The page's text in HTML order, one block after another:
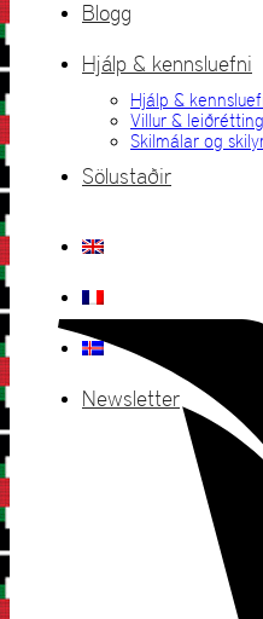
Blogg
Hjálp & kennsluefni
Hjálp &
Villur &
Skilmálar og
Sölustaðir
Newsletter